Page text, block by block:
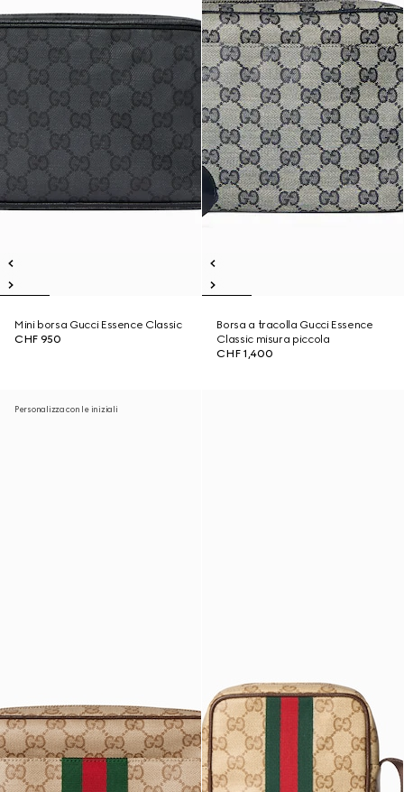
Mini borsa Gucci Essence Classic
CHF 950
Borsa a tracolla Gucci Essence
Classic misura piccola
CHF 1,400
Personalizza con le iniziali